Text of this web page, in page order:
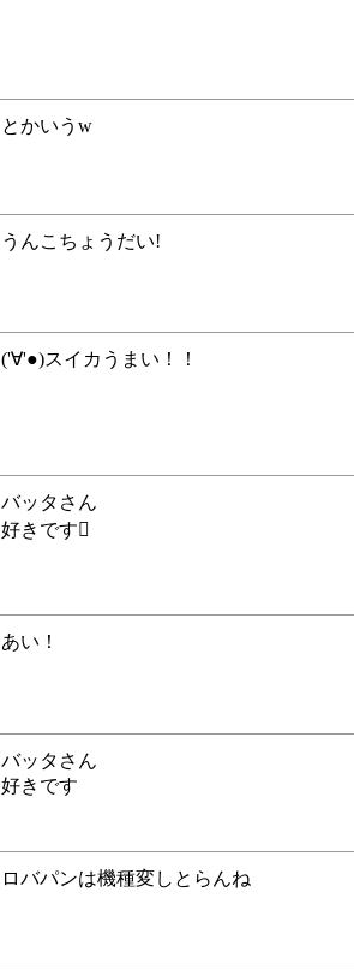
とかいうw
うんこちょうだい!
('∀'●)スイカうまい！！
バッタさん
好きです
あい！
バッタさん
好きです
ロバパンは機種変しとらんね